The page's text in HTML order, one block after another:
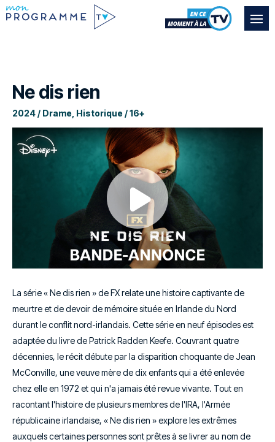
Ne dis rien
2024 / Drame, Historique / 16+
La série « Ne dis rien » de FX relate une histoire captivante de
meurtre et de devoir de mémoire située en Irlande du Nord
durant le conflit nord-irlandais. Cette série en neuf épisodes est
adaptée du livre de Patrick Radden Keefe. Couvrant quatre
décennies, le récit débute par la disparition choquante de Jean
McConville, une veuve mère de dix enfants qui a été enlevée
chez elle en 1972 et qui n'a jamais été revue vivante. Tout en
racontant l'histoire de plusieurs membres de l'IRA, l'Armée
républicaine irlandaise, « Ne dis rien » explore les extrêmes
auxquels certaines personnes sont prêtes à se livrer au nom de